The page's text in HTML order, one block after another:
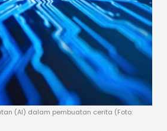
(AI) dalam pembuatan cerita (Foto: